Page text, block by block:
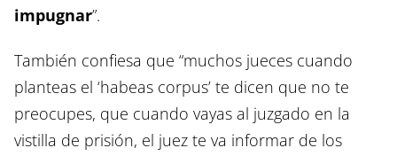
impugnar”.
También confiesa que “muchos jueces cuando
planteas el ‘habeas corpus’ te dicen que no te
preocupes, que cuando vayas al juzgado en la
vistilla de prisión, el juez te va informar de los